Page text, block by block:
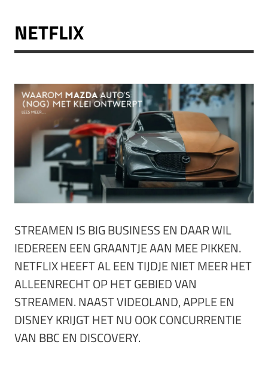
NETFLIX
STREAMEN IS BIG BUSINESS EN DAAR WIL
IEDEREEN EEN GRAANTJE AAN MEE PIKKEN.
NETFLIX HEEFT AL EEN TIJDJE NIET MEER HET
ALLEENRECHT OP HET GEBIED VAN
STREAMEN. NAAST VIDEOLAND, APPLE EN
DISNEY KRIJGT HET NU OOK CONCURRENTIE
VAN BBC EN DISCOVERY.